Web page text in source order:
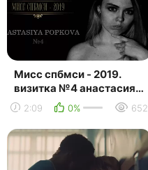
Мисс спбмси - 2019.
визитка №4 анастасия
попкова
2:09 0% 652